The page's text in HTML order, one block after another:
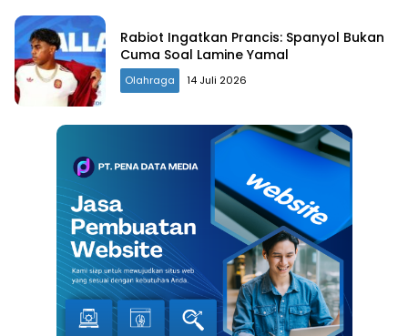
Rabiot Ingatkan Prancis: Spanyol Bukan
Cuma Soal Lamine Yamal
Olahraga 14 Juli 2026